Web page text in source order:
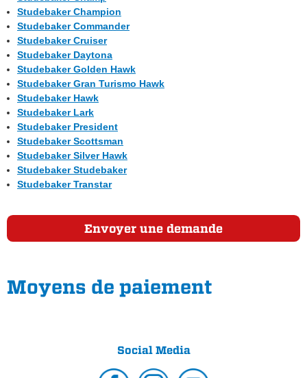
Studebaker Champion
Studebaker Commander
Studebaker Cruiser
Studebaker Daytona
Studebaker Golden Hawk
Studebaker Gran Turismo Hawk
Studebaker Hawk
Studebaker Lark
Studebaker President
Studebaker Scottsman
Studebaker Silver Hawk
Studebaker Studebaker
Studebaker Transtar
Envoyer une demande
Moyens de paiement
Social Media